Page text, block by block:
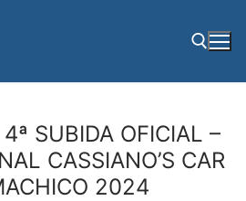
SUBIDA OFICIAL –
CASSIANO’S CAR
2024